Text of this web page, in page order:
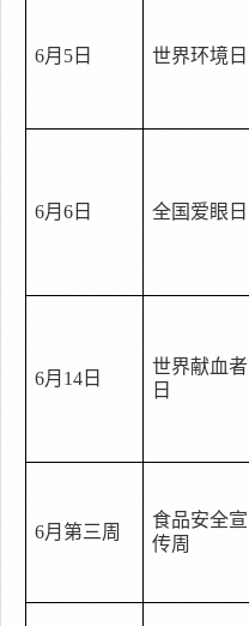
6月 5 日 世界环境日
6月6 日 全国爱眼日
6月 14 日
世界献血者
日
6月第三周
食品安全宣
传周